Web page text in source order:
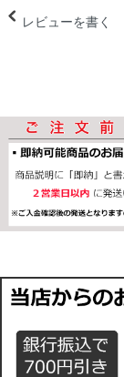
レビューを書く